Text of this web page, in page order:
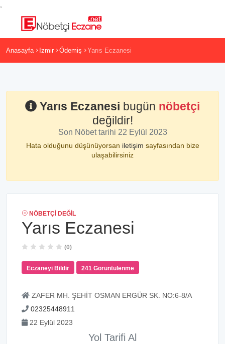
Anasayfa Izmir Ödemiş Yarıs Eczanesi
Yarıs Eczanesi bugün nöbetçi
değildir!
Son Nöbet tarihi 22 Eylül 2023
Hata olduğunu düşünüyorsan iletişim sayfasından bize
ulaşabilirsiniz
NÖBETÇI DEĞIL
Yarıs Eczanesi
(0)
Eczaneyi Bildir 241 Görüntülenme
ZAFER MH. ŞEHİT OSMAN ERGÜR SK. NO:6-8/A
02325448911
22 Eylül 2023
Yol Tarifi Al